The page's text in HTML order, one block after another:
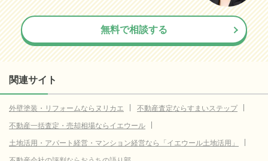
無料で相談する
関連サイト
外壁塗装・リフォームならヌリカエ
不動産査定ならすまいステップ
不動産一括査定・売却相場ならイエウール
土地活用・アパート経営・マンション経営なら「イエウール土地活用」